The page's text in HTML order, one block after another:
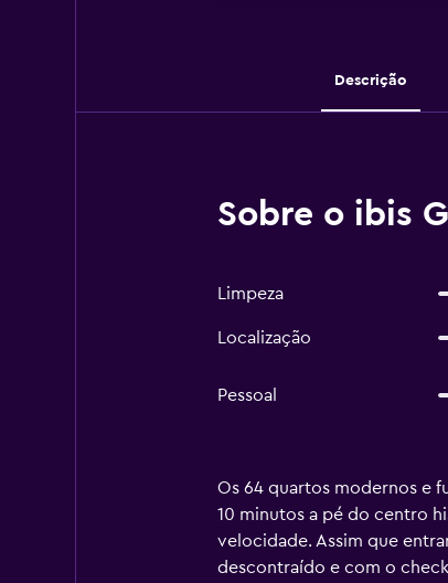
Descrição
Sobre o ibis
Limpeza
Localização
Pessoal
Os 64 quartos modernos e
10 minutos a pé do centro
velocidade. Assim que
descontraído e com o